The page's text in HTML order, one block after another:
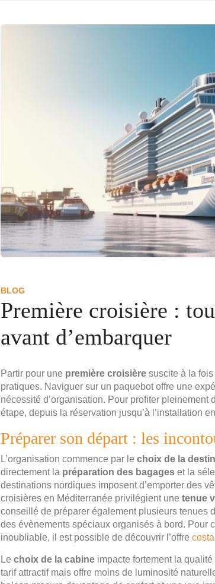
BLOG
Première croisière :
avant d’embarquer
Partir pour une première croisière suscite à la
pratiques. Naviguer sur un paquebot offre une
nécessité d’organisation. Pour profiter pleinement
étape, depuis la réservation jusqu’à l’installation
Préparer son départ : les
L’organisation commence par le choix de la
directement la préparation des bagages et la
destinations nordiques imposent d’emporter des
croisières en Méditerranée privilégient une tenue
conseillé de préparer également plusieurs tenues
des évènements spéciaux organisés à bord. Pour
inoubliable, il est possible de découvrir l’offre
Le choix de la cabine impacte fortement la
tarif attractif mais offre moins de luminosité